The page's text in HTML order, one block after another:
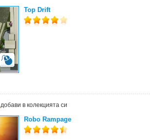
Top Drift
добави в колекцията си
Robo Rampage